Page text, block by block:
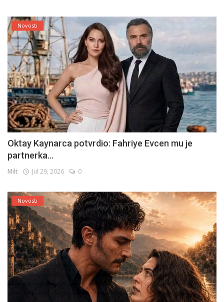
Novosti
Oktay Kaynarca potvrdio: Fahriye Evcen mu je
partnerka...
Milt Jul 29, 2026 0
Novosti